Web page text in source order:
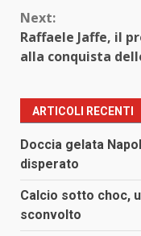
Next:
Raffaele Jaffe, il
alla conquista
ARTICOLI RECENTI
Doccia gelata
disperato
Calcio sotto choc,
sconvolto